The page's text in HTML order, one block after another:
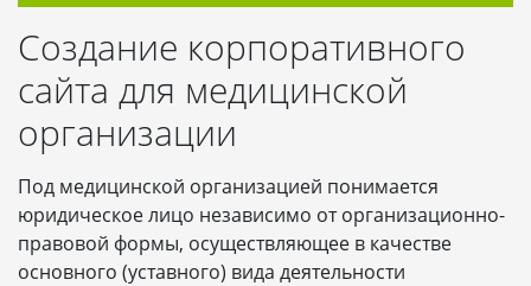
Создание корпоративного
сайта для медицинской
организации
Под медицинской организацией понимается
юридическое лицо независимо от организационно-
правовой формы, осуществляющее в качестве
основного (уставного) вида деятельности